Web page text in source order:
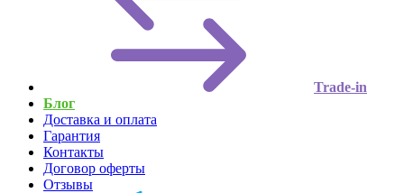
Trade-in
Блог
Доставка и оплата
Гарантия
Контакты
Договор оферты
Отзывы